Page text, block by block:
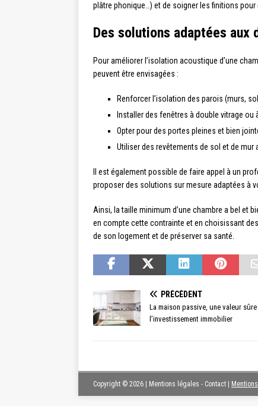
plâtre phonique…) et de soigner les finitions
Des solutions adaptées
Pour améliorer l’isolation acoustique d’une
peuvent être envisagées :
Renforcer l’isolation des parois (murs,
Installer des fenêtres à double vitrage ou
Opter pour des portes pleines et bien
Utiliser des revêtements de sol et de
Il est également possible de faire appel à un
proposer des solutions sur mesure adaptées à
Ainsi, la taille minimum d’une chambre a bel et
en compte cette contrainte et en choisissant
de son logement et de préserver sa santé.
PRÉCÉDENT
La maison passive, une valeur
l’investissement immobilier
Copyright © 2026 | Mentions légales - Contact